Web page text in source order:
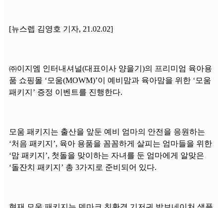
[뉴스렙 김영호 기자, 21.02.02]
㈜이지엠 인터내셔널(대표이사 양을기)의 프리미엄 육아용
품 쇼핑몰 ‘모움(MOWM)’이 예비맘과 육아맘을 위한 ‘모움
패키지’ 증정 이벤트를 진행한다.
모움 패키지는 출산을 앞둔 예비 엄마의 안전을 응원하는
‘처음 패키지’, 육아 용품을 꼼꼼하게 살피는 엄마들을 위한
‘맘 패키지’, 첫돌을 맞이하는 자녀를 둔 엄마에게 알맞은
‘돌잔치 패키지’ 총 3가지로 준비되어 있다.